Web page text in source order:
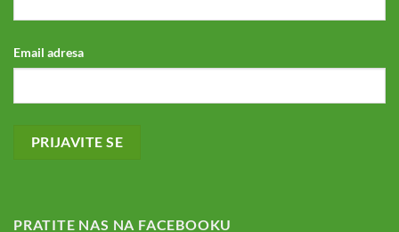
Email adresa
PRATITE NAS NA FACEBOOKU